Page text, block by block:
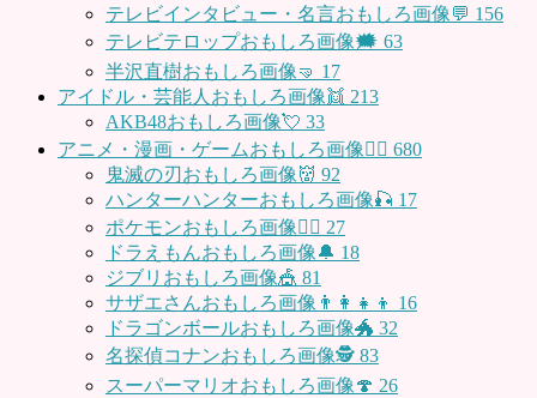
テレビインタビュー・名言おもしろ画像💬 156
テレビテロップおもしろ画像🗯 63
半沢直樹おもしろ画像🤜 17
アイドル・芸能人おもしろ画像👯 213
AKB48おもしろ画像💘 33
アニメ・漫画・ゲームおもしろ画像🧚‍♀️ 680
鬼滅の刃おもしろ画像👹 92
ハンターハンターおもしろ画像🎣 17
ポケモンおもしろ画像🤹‍♂️ 27
ドラえもんおもしろ画像🔔 18
ジブリおもしろ画像🎪 81
サザエさんおもしろ画像👨‍👩‍👧‍👦 16
ドラゴンボールおもしろ画像🐲 32
名探偵コナンおもしろ画像🕵️ 83
スーパーマリオおもしろ画像🍄 26